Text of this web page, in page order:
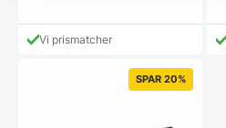
var:
1.499,95 DKK.
aktuelle
prisVi prismatcher
SPAR 20%